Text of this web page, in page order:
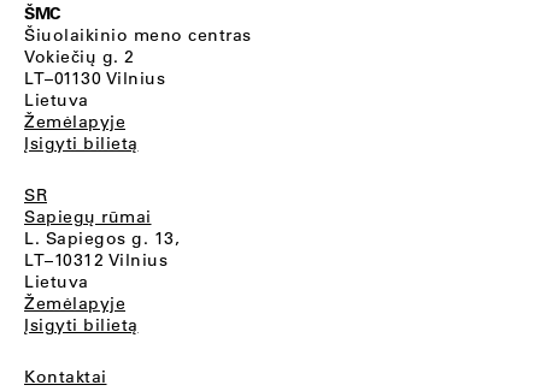
ŠMC
Šiuolaikinio meno centras
Vokiečių g. 2
LT–01130 Vilnius
Lietuva
Žemėlapyje
Įsigyti bilietą
SR
Sapiegų rūmai
L. Sapiegos g. 13,
LT–10312 Vilnius
Lietuva
Žemėlapyje
Įsigyti bilietą
Kontaktai